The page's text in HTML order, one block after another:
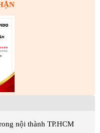
nội thành TP.HCM